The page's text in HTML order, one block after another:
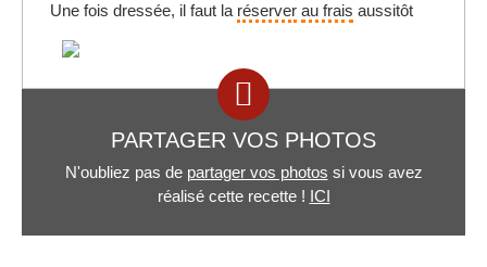
Une fois dressée, il faut la réserver au frais aussitôt
PARTAGER VOS PHOTOS
N'oubliez pas de partager vos photos si vous avez
réalisé cette recette ! ICI